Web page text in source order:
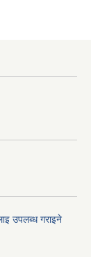
उपलब्ध गराइने